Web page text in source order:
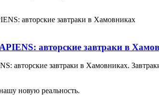
авторские завтраки в
авторские завтраки в Хамовниках.